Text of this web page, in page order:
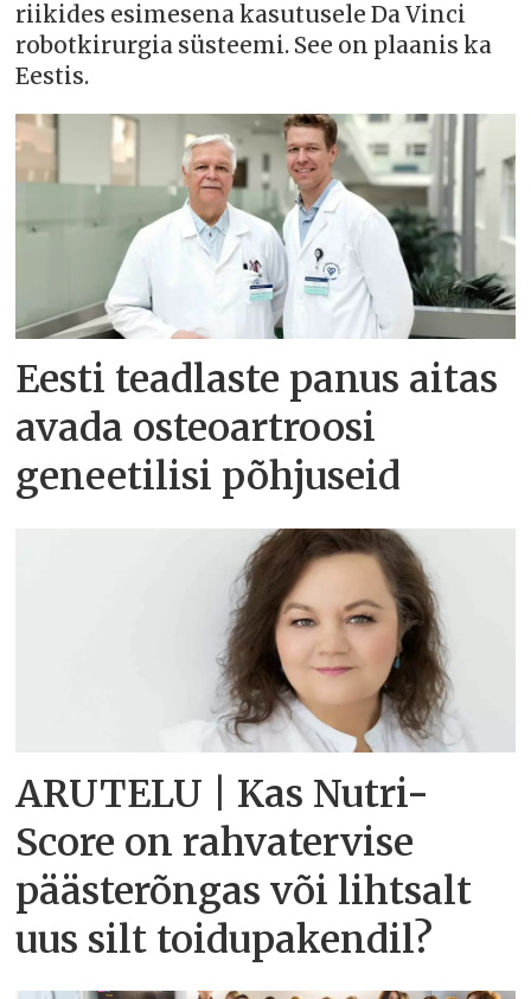
riikides esimesena kasutusele Da Vinci
robotkirurgia süsteemi. See on plaanis ka
Eestis.
Eesti teadlaste panus aitas
avada osteoartroosi
geneetilisi põhjuseid
ARUTELU | Kas Nutri-
Score on rahvatervise
päästerõngas või lihtsalt
uus silt toidupakendil?